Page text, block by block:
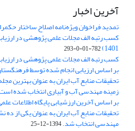
آخرین اخبار
تمدید فراخوان ویژه‌نامه اصلاح ساختار
1401)
782-01-0-293
کسب رتبه الف مجلات علمی پژوهشی در ارزیابی
تحقیقات منابع آب ایران به عنوان بهترین
زمینه مهندسی آب و آبیاری انتخاب شده
بر اساس آخرین ارزشیابی پایگاه اطلاعات
تحقیقات منابع آب ایران به عنوان یکی از
مهندسی انتخاب شد.1394-12-25